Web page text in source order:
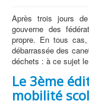
Après trois jours
gouverne des
propre. En tous
débarrassée des
déchets : à ce sujet
Le 3ème
mobilité